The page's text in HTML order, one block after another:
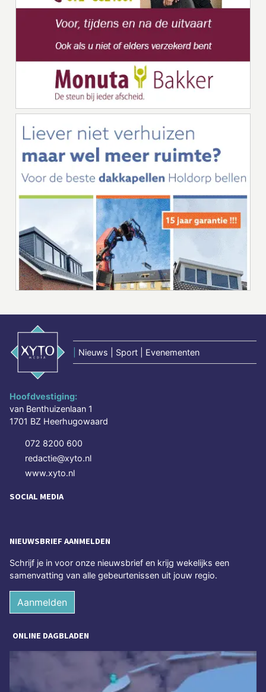
Nieuws | Sport | Evenementen
Hoofdvestiging:
van Benthuizenlaan 1
1701 BZ Heerhugowaard
072 8200 600
redactie@xyto.nl
www.xyto.nl
SOCIAL MEDIA
NIEUWSBRIEF AANMELDEN
Schrijf je in voor onze nieuwsbrief en krijg wekelijks een
samenvatting van alle gebeurtenissen uit jouw regio.
Aanmelden
ONLINE DAGBLADEN